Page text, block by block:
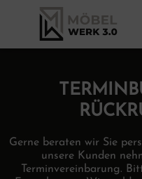
Gerne beraten wir Sie
unsere Kunden
Terminvereinbarung.